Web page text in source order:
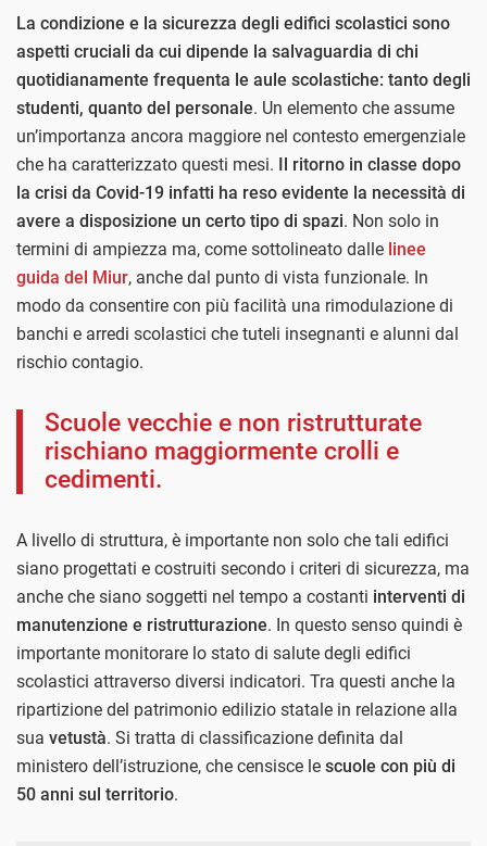
La condizione e la sicurezza degli edifici scolastici sono
aspetti cruciali da cui dipende la salvaguardia di chi
quotidianamente frequenta le aule scolastiche: tanto degli
studenti, quanto del personale. Un elemento che assume
un’importanza ancora maggiore nel contesto emergenziale
che ha caratterizzato questi mesi. Il ritorno in classe dopo
la crisi da Covid-19 infatti ha reso evidente la necessità di
avere a disposizione un certo tipo di spazi. Non solo in
termini di ampiezza ma, come sottolineato dalle linee
guida del Miur, anche dal punto di vista funzionale. In
modo da consentire con più facilità una rimodulazione di
banchi e arredi scolastici che tuteli insegnanti e alunni dal
rischio contagio.
Scuole vecchie e non ristrutturate
rischiano maggiormente crolli e
cedimenti.
A livello di struttura, è importante non solo che tali edifici
siano progettati e costruiti secondo i criteri di sicurezza, ma
anche che siano soggetti nel tempo a costanti interventi di
manutenzione e ristrutturazione. In questo senso quindi è
importante monitorare lo stato di salute degli edifici
scolastici attraverso diversi indicatori. Tra questi anche la
ripartizione del patrimonio edilizio statale in relazione alla
sua vetustà. Si tratta di classificazione definita dal
ministero dell’istruzione, che censisce le scuole con più di
50 anni sul territorio.